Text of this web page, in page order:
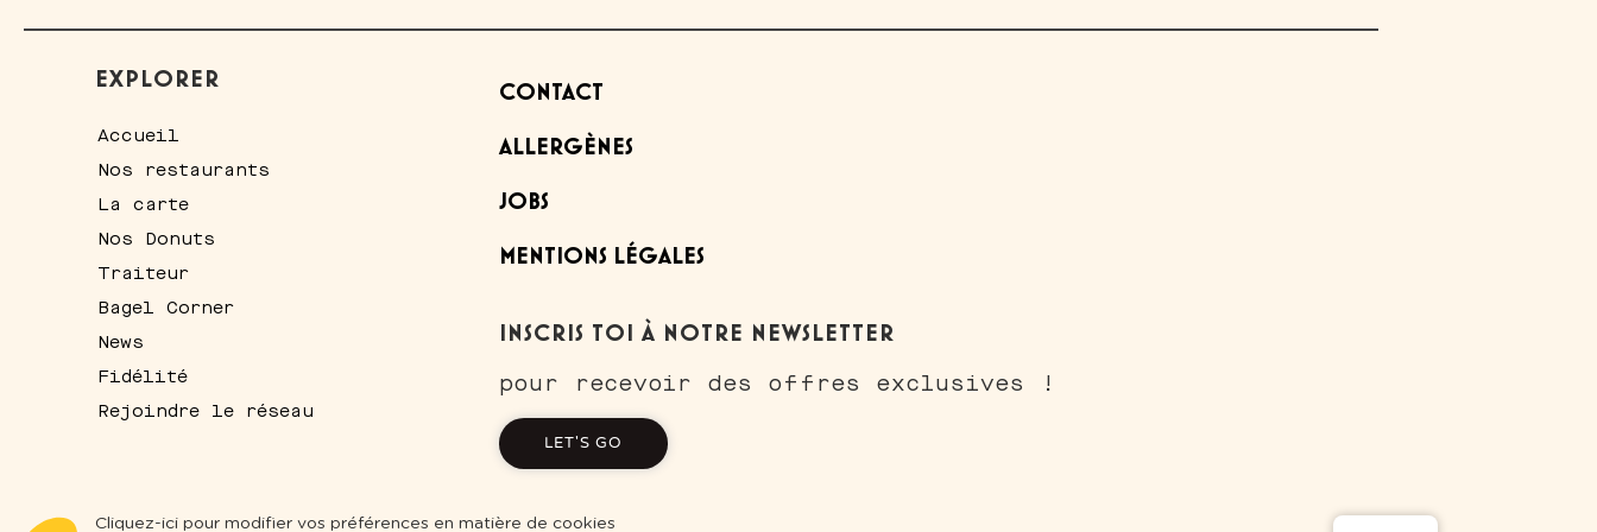
EXPLORER
Accueil
Nos restaurants
La carte
Nos Donuts
Traiteur
Bagel Corner
News
Fidélité
Rejoindre le réseau
CONTACT
ALLERGÈNES
JOBS
MENTIONS LÉGALES
INSCRIS TOI À NOTRE NEWSLETTER
pour recevoir des offres exclusives !
LET'S GO
Cliquez-ici pour modifier vos préférences en matière de cookies